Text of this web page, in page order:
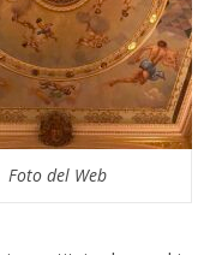
Foto del Web